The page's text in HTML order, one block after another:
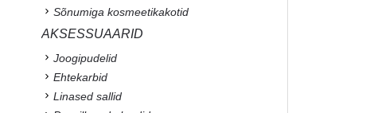
Sõnumiga kosmeetikakotid
AKSESSUAARID
Joogipudelid
Ehtekarbid
Linased sallid